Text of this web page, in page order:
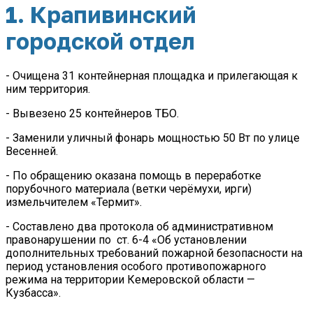
1. Крапивинский
городской отдел
- Очищена 31 контейнерная площадка и прилегающая к
ним территория.
- Вывезено 25 контейнеров ТБО.
- Заменили уличный фонарь мощностью 50 Вт по улице
Весенней.
- По обращению оказана помощь в переработке
порубочного материала (ветки черёмухи, ирги)
измельчителем «Термит».
- Составлено два протокола об административном
правонарушении по ст. 6-4 «Об установлении
дополнительных требований пожарной безопасности на
период установления особого противопожарного
режима на территории Кемеровской области —
Кузбасса».